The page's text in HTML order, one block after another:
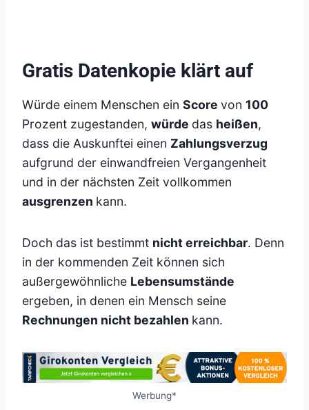
Gratis Datenkopie klärt auf
Würde einem Menschen ein Score von 100
Prozent zugestanden, würde das heißen,
dass die Auskunftei einen Zahlungsverzug
aufgrund der einwandfreien Vergangenheit
und in der nächsten Zeit vollkommen
ausgrenzen kann.
Doch das ist bestimmt nicht erreichbar. Denn
in der kommenden Zeit können sich
außergewöhnliche Lebensumstände
ergeben, in denen ein Mensch seine
Rechnungen nicht bezahlen kann.
Werbung*